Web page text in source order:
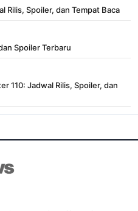
Rilis, Spoiler, dan Tempat Baca
Spoiler Terbaru
110: Jadwal Rilis, Spoiler, dan